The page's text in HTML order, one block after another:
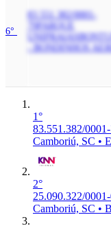
6°
83.551.382/0001-
79PARQUE
UNIPRAIAS
- BONDINHOS
1°
83.551.382/
Camboriú, SC •
2°
25.090.322/
Camboriú, SC •